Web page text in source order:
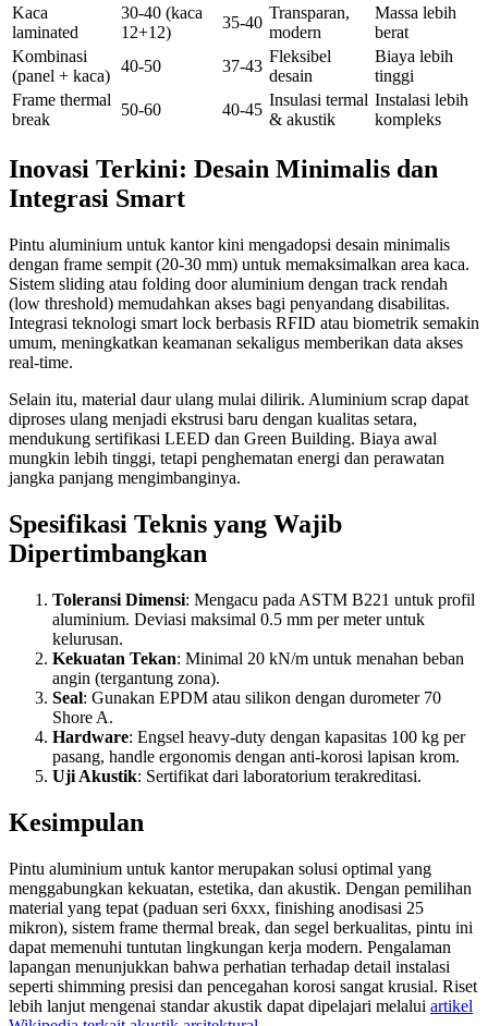
Kaca
laminated
30-40 (kaca
12+12)
35-40
Transparan,
modern
Massa lebih
berat
Kombinasi
(panel + kaca)
40-50 37-43
Fleksibel
desain
Biaya lebih
tinggi
Frame thermal
break
50-60 40-45
Insulasi termal
& akustik
Instalasi lebih
kompleks
Inovasi Terkini: Desain Minimalis dan
Integrasi Smart
Pintu aluminium untuk kantor kini mengadopsi desain minimalis
dengan frame sempit (20-30 mm) untuk memaksimalkan area kaca.
Sistem sliding atau folding door aluminium dengan track rendah
(low threshold) memudahkan akses bagi penyandang disabilitas.
Integrasi teknologi smart lock berbasis RFID atau biometrik semakin
umum, meningkatkan keamanan sekaligus memberikan data akses
real-time.
Selain itu, material daur ulang mulai dilirik. Aluminium scrap dapat
diproses ulang menjadi ekstrusi baru dengan kualitas setara,
mendukung sertifikasi LEED dan Green Building. Biaya awal
mungkin lebih tinggi, tetapi penghematan energi dan perawatan
jangka panjang mengimbanginya.
Spesifikasi Teknis yang Wajib
Dipertimbangkan
Toleransi Dimensi: Mengacu pada ASTM B221 untuk profil
aluminium. Deviasi maksimal 0.5 mm per meter untuk
kelurusan.
Kekuatan Tekan: Minimal 20 kN/m untuk menahan beban
angin (tergantung zona).
Seal: Gunakan EPDM atau silikon dengan durometer 70
Shore A.
Hardware: Engsel heavy-duty dengan kapasitas 100 kg per
pasang, handle ergonomis dengan anti-korosi lapisan krom.
Uji Akustik: Sertifikat dari laboratorium terakreditasi.
Kesimpulan
Pintu aluminium untuk kantor merupakan solusi optimal yang
menggabungkan kekuatan, estetika, dan akustik. Dengan pemilihan
material yang tepat (paduan seri 6xxx, finishing anodisasi 25
mikron), sistem frame thermal break, dan segel berkualitas, pintu ini
dapat memenuhi tuntutan lingkungan kerja modern. Pengalaman
lapangan menunjukkan bahwa perhatian terhadap detail instalasi
seperti shimming presisi dan pencegahan korosi sangat krusial. Riset
lebih lanjut mengenai standar akustik dapat dipelajari melalui artikel